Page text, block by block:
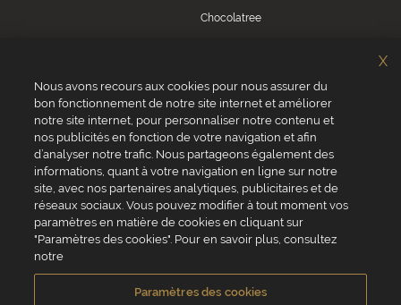
Chocolatree
Servizio clienti
0039 02 82 94 01 46
Da lunedì a venerdì dalle 8.30 alle 17.30
VALRHONA SAS - 12 Avenue PRESIDENT ROOSEVELT 26600 TAIN
Condizioni generali di vendita Informativa Cookies
Nous avons recours aux cookies pour nous assurer du
bon fonctionnement de notre site internet et améliorer
notre site internet, pour personnaliser notre contenu et
nos publicités en fonction de votre navigation et afin
d’analyser notre trafic. Nous partageons également des
informations, quant à votre navigation en ligne sur notre
site, avec nos partenaires analytiques, publicitaires et de
réseaux sociaux. Vous pouvez modifier à tout moment vos
paramètres en matière de cookies en cliquant sur
"Paramètres des cookies". Pour en savoir plus, consultez
notre
Paramètres des cookies
X